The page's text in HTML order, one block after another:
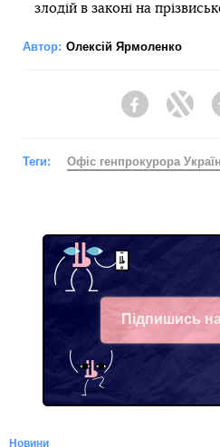
злодій в законі на
Автор: Олексій Ярмоленко
Facebook
Теги: Офіс генпрокурора
Підпишись
Facebook
Новини